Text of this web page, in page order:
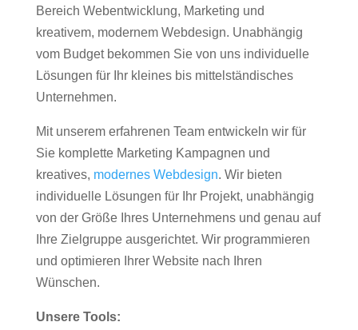
Bereich Webentwicklung, Marketing und
kreativem, modernem Webdesign. Unabhängig
vom Budget bekommen Sie von uns individuelle
Lösungen für Ihr kleines bis mittelständisches
Unternehmen.
Mit unserem erfahrenen Team entwickeln wir für
Sie komplette Marketing Kampagnen und
kreatives, modernes Webdesign. Wir bieten
individuelle Lösungen für Ihr Projekt, unabhängig
von der Größe Ihres Unternehmens und genau auf
Ihre Zielgruppe ausgerichtet. Wir programmieren
und optimieren Ihrer Website nach Ihren
Wünschen.
Unsere Tools: